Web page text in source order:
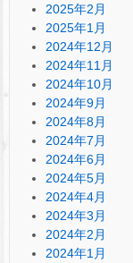
2025年2月
2025年1月
2024年12月
2024年11月
2024年10月
2024年9月
2024年8月
2024年7月
2024年6月
2024年5月
2024年4月
2024年3月
2024年2月
2024年1月